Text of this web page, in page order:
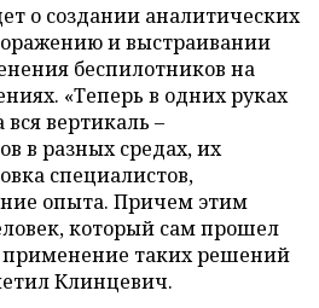
о создании аналитических
и выстраивании
беспилотников на
«Теперь в одних руках
вся вертикаль –
в разных средах, их
специалистов,
опыта. Причем этим
который сам прошел
применение таких решений
Клинцевич.